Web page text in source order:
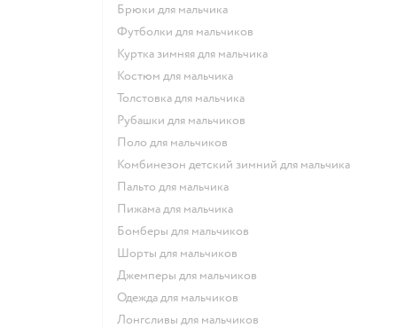
Брюки для мальчика
Футболки для мальчиков
Куртка зимняя для мальчика
Костюм для мальчика
Толстовка для мальчика
Рубашки для мальчиков
Поло для мальчиков
Комбинезон детский зимний для мальчика
Пальто для мальчика
Пижама для мальчика
Бомберы для мальчиков
Шорты для мальчиков
Джемперы для мальчиков
Одежда для мальчиков
Лонгсливы для мальчиков